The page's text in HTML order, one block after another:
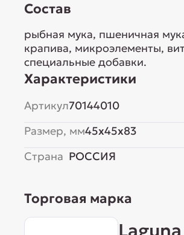
Состав
рыбная мука, пшеничная
крапива, микроэлементы,
специальные добавки.
Характеристики
Артикул70144010
Размер, мм45x45x83
Страна РОССИЯ
Торговая марка